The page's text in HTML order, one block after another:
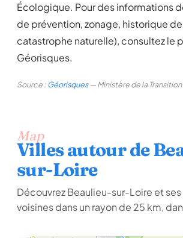
Écologique. Pour des informations
de prévention, zonage, historique
catastrophe naturelle), consultez le
Géorisques.
Source :Géorisques— Ministère de la
Map
Villes autour de
sur-Loire
Découvrez Beaulieu-sur-Loire et
voisines dans un rayon de 25 km,